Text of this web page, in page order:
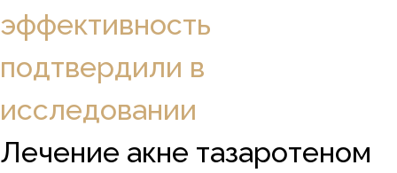
эффективность
подтвердили в
исследовании
Лечение акне тазаротеном